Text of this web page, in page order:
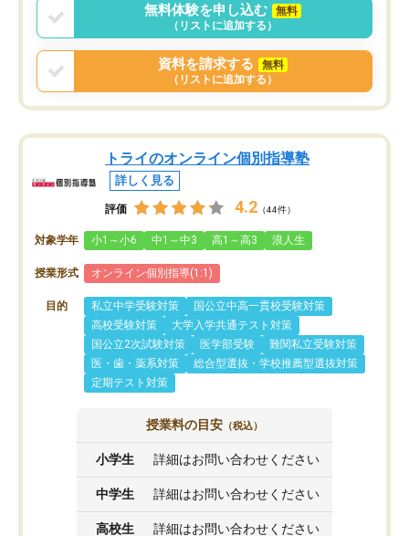
無料体験を申し込む
無料
（リストに追加する）
資料を請求する
無料
（リストに追加する）
トライのオンライン個別指導塾
詳しく見る
評価 4.2 （44件）
対象学年 小1～小6 中1～中3 高1～高3 浪人生
授業形式 オンライン個別指導(1:1)
目的 私立中学受験対策
国公立中高一貫校受験対策
高校受験対策
大学入学共通テスト対策
国公立2次試験対策
医学部受験
難関私立受験対策
医・歯・薬系対策
総合型選抜・学校推薦型選抜対策
定期テスト対策
授業料の目安 （税込）
小学生 詳細はお問い合わせください
中学生 詳細はお問い合わせください
高校生 詳細はお問い合わせください